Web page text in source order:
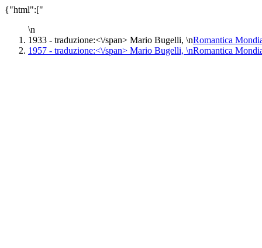
{"html":["
\n
1933 - traduzione:<\/span> Mario Bugelli, \nRomantica
1957 - traduzione:<\/span> Mario Bugelli, \nRomantica